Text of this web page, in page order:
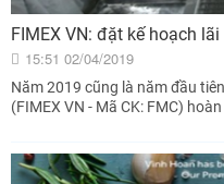
FIMEX VN: đặt kế hoạch
15:51 02/04/2019
Năm 2019 cũng là năm đầu
(FIMEX VN - Mã CK: FMC)